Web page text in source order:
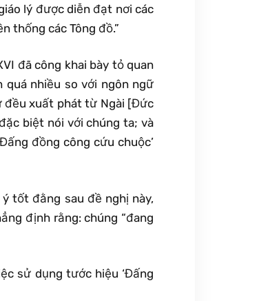
lý được diễn đạt nơi các
thống các Tông đồ.”
đã công khai bày tỏ quan
quá nhiều so với ngôn ngữ
đều xuất phát từ Ngài [Đức
biệt nói với chúng ta; và
đồng công cứu chuộc’
tốt đằng sau đề nghị này,
định rằng: chúng “đang
sử dụng tước hiệu ‘Đấng